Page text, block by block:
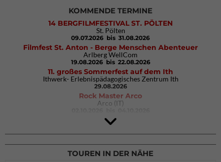
KOMMENDE TERMINE
14 BERGFILMFESTIVAL ST. PÖLTEN
St. Pölten
09.07.2026 bis 31.08.2026
Filmfest St. Anton - Berge Menschen Abenteuer
Arlberg WellCom
19.08.2026 bis 22.08.2026
11. großes Sommerfest auf dem Ith
Ithwerk- Erlebnispädagogisches Zentrum Ith
29.08.2026
Rock Master Arco
Arco (IT)
9. Eiskletter Festival Osttirol
Eisparkt Osttirol
08.01.2027bis 10.01.2027
TOUREN IN DER NÄHE